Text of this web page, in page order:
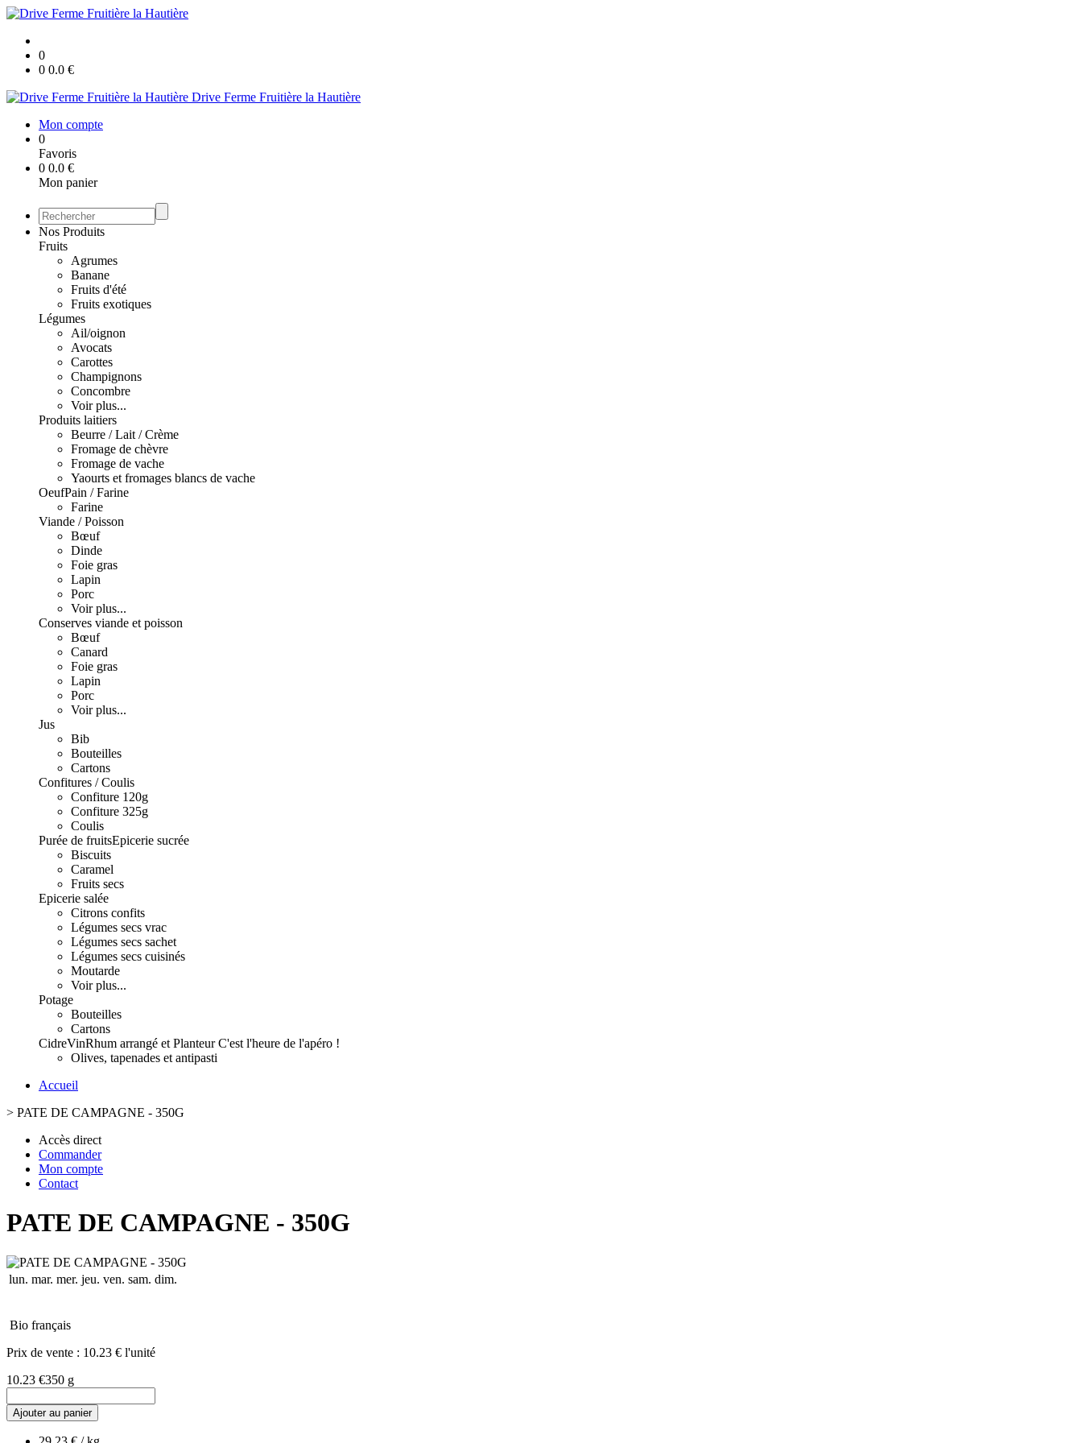
0
0 0.0 €
Drive Ferme Fruitière la Hautière
Mon compte
0
Favoris
0 0.0 €
Mon panier
Nos Produits
Fruits
Agrumes
Banane
Fruits d'été
Fruits exotiques
Légumes
Ail/oignon
Avocats
Carottes
Champignons
Concombre
Voir plus...
Produits laitiers
Beurre / Lait / Crème
Fromage de chèvre
Fromage de vache
Yaourts et fromages blancs de vache
OeufPain / Farine
Farine
Viande / Poisson
Bœuf
Dinde
Foie gras
Lapin
Porc
Voir plus...
Conserves viande et poisson
Bœuf
Canard
Foie gras
Lapin
Porc
Voir plus...
Jus
Bib
Bouteilles
Cartons
Confitures / Coulis
Confiture 120g
Confiture 325g
Coulis
Purée de fruitsEpicerie sucrée
Biscuits
Caramel
Fruits secs
Epicerie salée
Citrons confits
Légumes secs vrac
Légumes secs sachet
Légumes secs cuisinés
Moutarde
Voir plus...
Potage
Bouteilles
Cartons
CidreVinRhum arrangé et PlanteurC'est l'heure de l'apéro !
Olives, tapenades et antipasti
Accueil
> PATE DE CAMPAGNE - 350G
Accès direct
Commander
Mon compte
Contact
PATE DE CAMPAGNE - 350G
lun. mar. mer. jeu. ven. sam. dim.
Bio français
Prix de vente : 10.23 € l'unité
10.23 €350 g
Ajouter au panier